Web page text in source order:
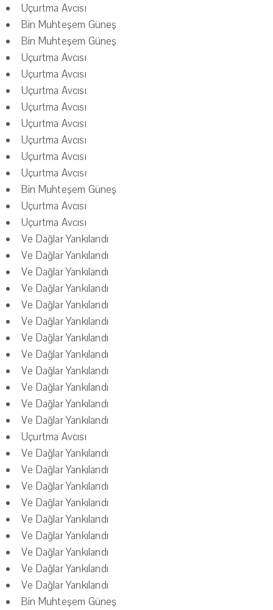
Uçurtma Avcısı
Bin Muhteşem Güneş
Bin Muhteşem Güneş
Uçurtma Avcısı
Uçurtma Avcısı
Uçurtma Avcısı
Uçurtma Avcısı
Uçurtma Avcısı
Uçurtma Avcısı
Uçurtma Avcısı
Uçurtma Avcısı
Bin Muhteşem Güneş
Uçurtma Avcısı
Uçurtma Avcısı
Ve Dağlar Yankılandı
Ve Dağlar Yankılandı
Ve Dağlar Yankılandı
Ve Dağlar Yankılandı
Ve Dağlar Yankılandı
Ve Dağlar Yankılandı
Ve Dağlar Yankılandı
Ve Dağlar Yankılandı
Ve Dağlar Yankılandı
Ve Dağlar Yankılandı
Ve Dağlar Yankılandı
Ve Dağlar Yankılandı
Uçurtma Avcısı
Ve Dağlar Yankılandı
Ve Dağlar Yankılandı
Ve Dağlar Yankılandı
Ve Dağlar Yankılandı
Ve Dağlar Yankılandı
Ve Dağlar Yankılandı
Ve Dağlar Yankılandı
Ve Dağlar Yankılandı
Ve Dağlar Yankılandı
Bin Muhteşem Güneş